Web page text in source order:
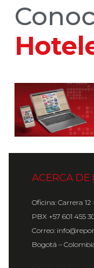
ACERCA DE
Oficina: Carrera
PBX +57 601 455
Correo:
Bogotá –